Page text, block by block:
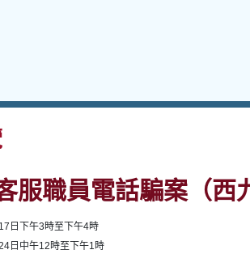
服職員電話騙案（西
日下午3時至下午4時
日中午12時至下午1時